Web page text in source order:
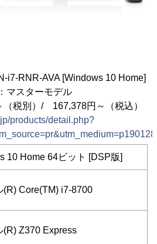
i7-RNR-AVA [Windows 10 Home]
マスターモデル
（税別）/ 167,378円～（税込）
products/detail.php?
10 Home 64ビット [DSP版]
(R) Core(TM) i7-8700
(R) Z370 Express